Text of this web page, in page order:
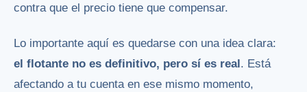
contra que el precio tiene que compensar.
Lo importante aquí es quedarse con una idea clara:
el flotante no es definitivo, pero sí es real . Está
afectando a tu cuenta en ese mismo momento,